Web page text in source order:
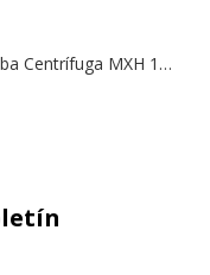
Bomba Centrífuga MXH 1602 | 2,0 HP | 380 V.